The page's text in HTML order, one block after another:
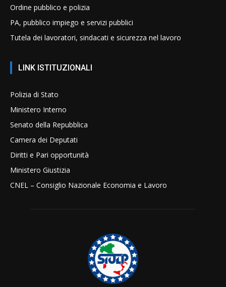
Ordine pubblico e polizia
PA, pubblico impiego e servizi pubblici
Tutela dei lavoratori, sindacati e sicurezza nel lavoro
LINK ISTITUZIONALI
Polizia di Stato
Ministero Interno
Senato della Repubblica
Camera dei Deputati
Diritti e Pari opportunità
Ministero Giustizia
CNEL – Consiglio Nazionale Economia e Lavoro